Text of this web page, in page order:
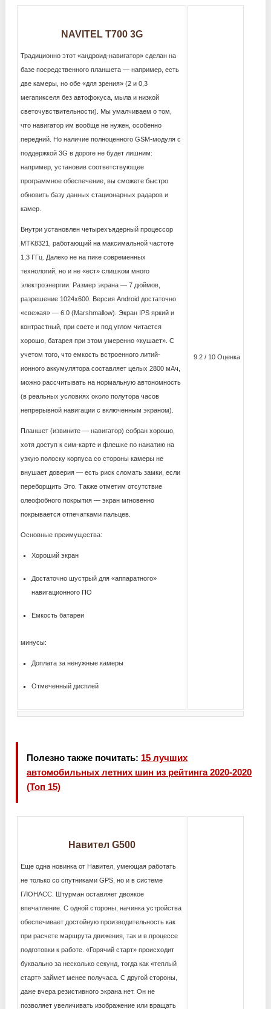
NAVITEL T700 3G
Традиционно этот «андроид-навигатор» сделан на
базе посредственного планшета — например, есть
две камеры, но обе «для зрения» (2 и 0,3
мегапикселя без автофокуса, мыла и низкой
светочувствительности). Мы умалчиваем о том,
что навигатор им вообще не нужен, особенно
передний. Но наличие полноценного GSM-модуля с
поддержкой 3G в дороге не будет лишним:
например, установив соответствующее
программное обеспечение, вы сможете быстро
обновить базу данных стационарных радаров и
камер.
Внутри установлен четырехъядерный процессор
MTK8321, работающий на максимальной частоте
1,3 ГГц. Далеко не на пике современных
технологий, но и не «ест» слишком много
электроэнергии. Размер экрана — 7 дюймов,
разрешение 1024х600. Версия Android достаточно
«свежая» — 6.0 (Marshmallow). Экран IPS яркий и
контрастный, при свете и под углом читается
хорошо, батарея при этом умеренно «кушает». С
учетом того, что емкость встроенного литий-
ионного аккумулятора составляет целых 2800 мАч,
можно рассчитывать на нормальную автономность
(в реальных условиях около полутора часов
непрерывной навигации с включенным экраном).
Планшет (извините — навигатор) собран хорошо,
хотя доступ к сим-карте и флешке по нажатию на
узкую полоску корпуса со стороны камеры не
внушает доверия — есть риск сломать замки, если
переборщить Это. Также отметим отсутствие
олеофобного покрытия — экран мгновенно
покрывается отпечатками пальцев.
Основные преимущества:
Хороший экран
Достаточно шустрый для «аппаратного»
навигационного ПО
Емкость батареи
минусы:
Доплата за ненужные камеры
Отмеченный дисплей
9.2 / 10 Оценка
Полезно также почитать: 15 лучших
автомобильных летних шин из рейтинга 2020-2020
(Топ 15)
Навител G500
Еще одна новинка от Навител, умеющая работать
не только со спутниками GPS, но и в системе
ГЛОНАСС. Штурман оставляет двоякое
впечатление. С одной стороны, начинка устройства
обеспечивает достойную производительность как
при расчете маршрута движения, так и в процессе
подготовки к работе. «Горячий старт» происходит
буквально за несколько секунд, тогда как «теплый
старт» займет менее получаса. С другой стороны,
даже вчера резистивного экрана нет. Он не
позволяет увеличивать изображение или вращать